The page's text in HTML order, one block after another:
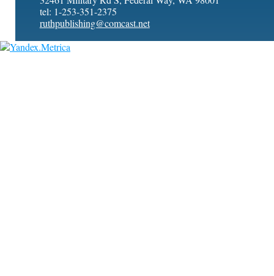
tel: 1-253-351-2375
ruthpublishing@comcast.net